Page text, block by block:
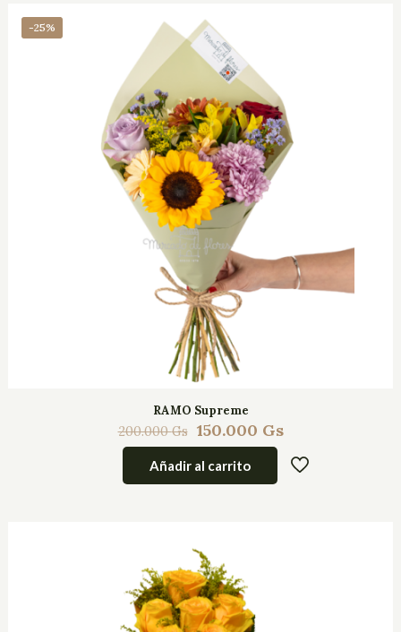
-25%
RAMO Supreme
200.000Gs 150.000 Gs
Añadir al carrito